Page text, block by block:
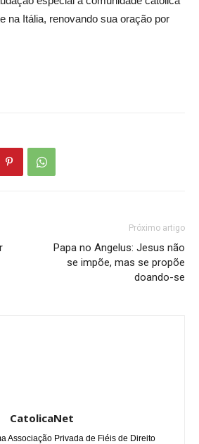
na Itália, renovando sua oração por
Próximo artigo
Papa no Angelus: Jesus não
se impõe, mas se propõe
doando-se
CatolicaNet
Associação Privada de Fiéis de Direito